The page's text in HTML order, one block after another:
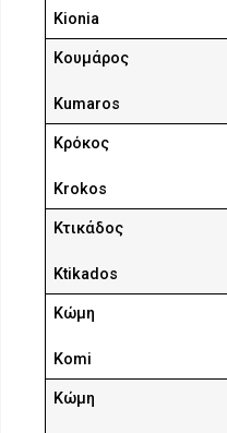
Kionia
Κουμάρος
Kumaros
Κρόκος
Krokos
Κτικάδος
Ktikados
Κώμη
Komi
Κώμη